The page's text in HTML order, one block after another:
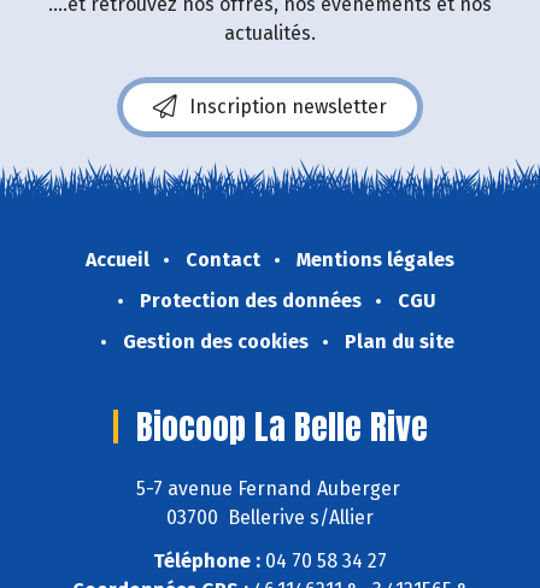
actualités.
Inscription newsletter
Accueil Contact
Mentions légales
Protection des données
CGU
Gestion des cookies
Plan du site
Biocoop La Belle Rive
5-7 avenue Fernand Auberger
03700 Bellerive s/Allier
Téléphone : 04 70 58 34 27